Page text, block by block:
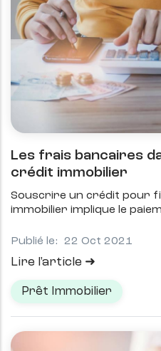
Les frais bancaires
crédit immobilier
Souscrire un crédit pour
immobilier implique le
Publié le: 22 Oct 2021
Lire l'article
Prêt Immobilier